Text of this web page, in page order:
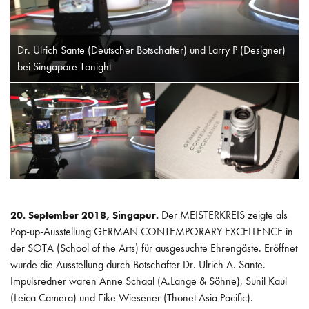
POLITIK
INTERNATIONAL
WISSEN
Dr. Ulrich Sante (Deutscher Botschafter) und Larry P (Designer)
bei Singapore Tonight
20. September 2018, Singapur. Der MEISTERKREIS zeigte als
Pop-up-Ausstellung GERMAN CONTEMPORARY EXCELLENCE in
der SOTA (School of the Arts) für ausgesuchte Ehrengäste. Eröffnet
wurde die Ausstellung durch Botschafter Dr. Ulrich A. Sante.
Impulsredner waren Anne Schaal (A.Lange & Söhne), Sunil Kaul
(Leica Camera) und Eike Wiesener (Thonet Asia Pacific).